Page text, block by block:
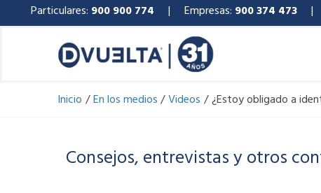
al
Particulares: 900 900 774 | Empresas: 900 374 473|
Inicio En los medios Videos ¿Estoy obligado a
Consejos, entrevistas y otros